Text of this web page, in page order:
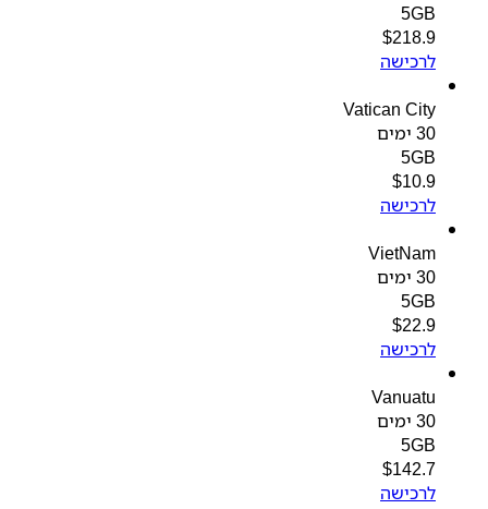
5GB
$218.9
לרכישה
Vatican City
5GB
$10.9
לרכישה
VietNam
5GB
$22.9
לרכישה
Vanuatu
5GB
$142.7
לרכישה